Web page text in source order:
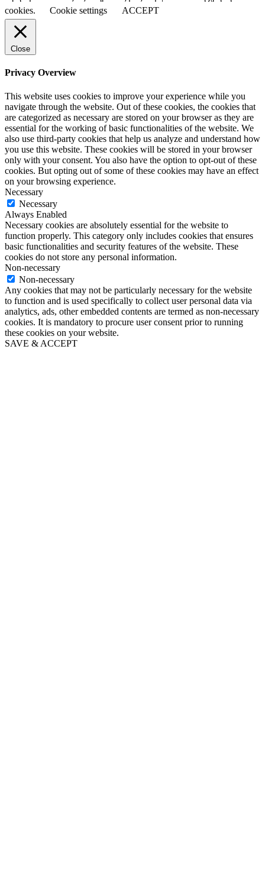
cookies.
Cookie settings ACCEPT
Close
Privacy Overview
This website uses cookies to improve your experience while you
navigate through the website. Out of these cookies, the cookies that
are categorized as necessary are stored on your browser as they are
essential for the working of basic functionalities of the website. We
also use third-party cookies that help us analyze and understand how
you use this website. These cookies will be stored in your browser
only with your consent. You also have the option to opt-out of these
cookies. But opting out of some of these cookies may have an effect
on your browsing experience.
Necessary
Necessary
Always Enabled
Necessary cookies are absolutely essential for the website to
function properly. This category only includes cookies that ensures
basic functionalities and security features of the website. These
cookies do not store any personal information.
Non-necessary
Non-necessary
Any cookies that may not be particularly necessary for the website
to function and is used specifically to collect user personal data via
analytics, ads, other embedded contents are termed as non-necessary
cookies. It is mandatory to procure user consent prior to running
these cookies on your website.
SAVE & ACCEPT